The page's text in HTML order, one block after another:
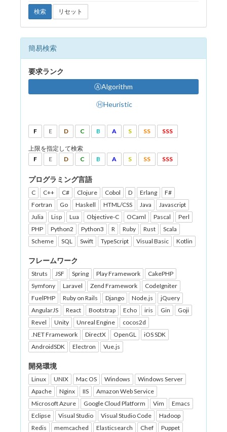
検索 リセット
簡易検索
要求ランク
ⒶAlgorithm
ⒽHeuristic
F E D C B A S SS SSS
上限を指定して検索
F
E D C B A S SS SSS
プログラミング言語
C C++ C# Clojure Cobol D Erlang
F#
Fortran
Go Haskell HTML/CSS Java
Javascript
Julia
Lisp Lua Objective-C OCaml Pascal
Perl
PHP
Python2 Python3 R Ruby Rust
Scala
Scheme
SQL Swift TypeScript Visual Basic Kotlin
フレームワーク
Struts JSF Spring Play Framework
CakePHP
Symfony
Laravel Zend Framework
CodeIgniter
FuelPHP
Ruby on Rails Django Node.js
jQuery
AngularJS
React Bootstrap Echo iris Gin
Goji
Revel
Unity Unreal Engine
cocos2d
.NET Framework
DirectX OpenGL
iOS SDK
AndroidSDK
Electron Vue.js
開発環境
Linux UNIX Mac OS Windows
Windows Server
Apache
Nginx IIS
Amazon Web Service
Microsoft Azure
Google Cloud Platform Vim
Emacs
Eclipse
Visual Studio Visual Studio Code
Hadoop
Redis
memcached Elasticsearch Chef
Puppet